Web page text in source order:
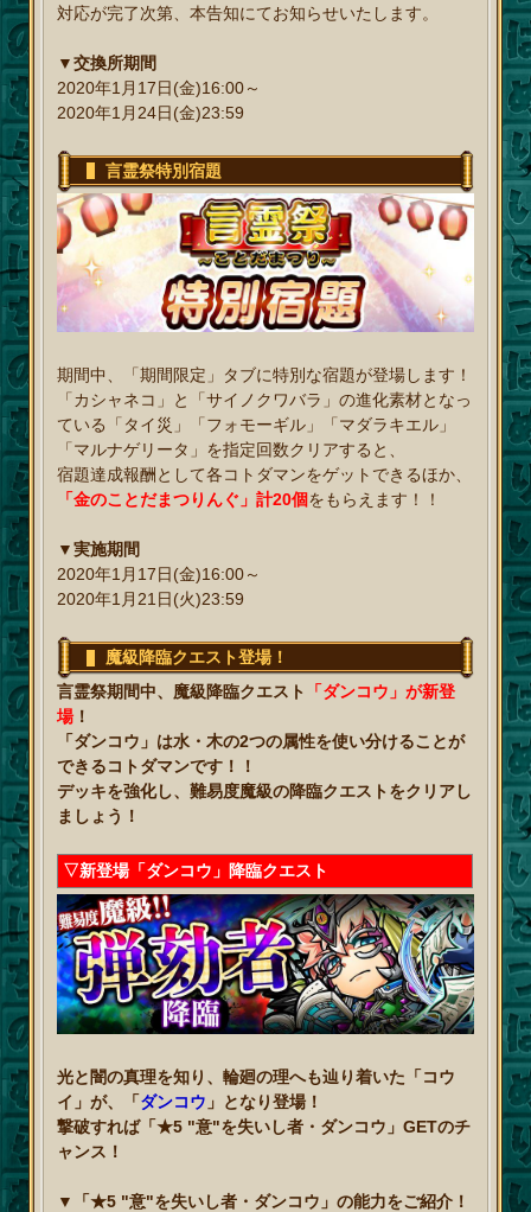
対応が完了次第、本告知にてお知らせいたします。
▼交換所期間
2020年1月17日(金)16:00～
2020年1月24日(金)23:59
言霊祭特別宿題
期間中、「期間限定」タブに特別な宿題が登場します！
「カシャネコ」と「サイノクワバラ」の進化素材となっ
ている「タイ災」「フォモーギル」「マダラキエル」
「マルナゲリータ」を指定回数クリアすると、
宿題達成報酬として各コトダマンをゲットできるほか、
「金のことだまつりんぐ」計20個をもらえます！！
▼実施期間
2020年1月17日(金)16:00～
2020年1月21日(火)23:59
魔級降臨クエスト登場！
言霊祭期間中、魔級降臨クエスト
「ダンコウ」が新登
場！
「ダンコウ」は水・木の2つの属性を使い分けることが
できるコトダマンです！！
デッキを強化し、難易度魔級の降臨クエストをクリアし
ましょう！
▽新登場「ダンコウ」降臨クエスト
光と闇の真理を知り、輪廻の理へも辿り着いた「コウ
イ」が、「ダンコウ 」となり登場！
撃破すれば「★5 "意"を失いし者・ダンコウ」GETのチ
ャンス！
▼「★5 "意"を失いし者・ダンコウ」の能力をご紹介！